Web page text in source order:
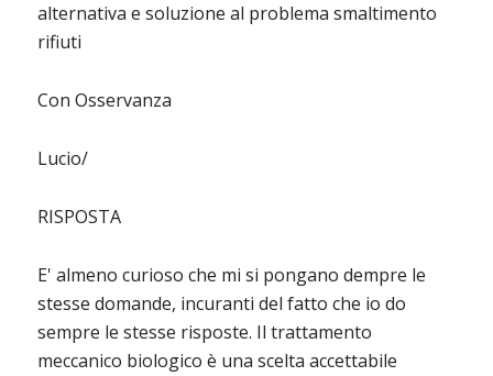
alternativa e soluzione al problema smaltimento
rifiuti
Con Osservanza
Lucio/
RISPOSTA
E' almeno curioso che mi si pongano dempre le
stesse domande, incuranti del fatto che io do
sempre le stesse risposte. Il trattamento
meccanico biologico è una scelta accettabile